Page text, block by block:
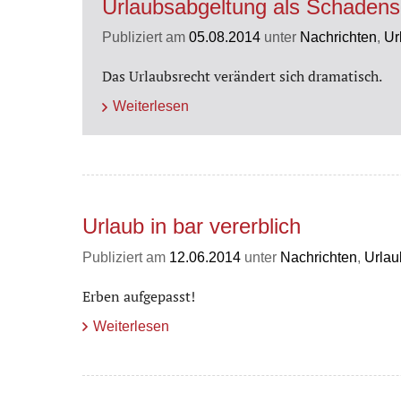
Urlaubsabgeltung als
Publiziert am 05.08.2014 unter Nachrichten,
Das Urlaubsrecht verändert sich dramatisch.
Weiterlesen
Urlaub in bar vererblich
Publiziert am 12.06.2014 unter Nachrichten
Erben aufgepasst!
Weiterlesen